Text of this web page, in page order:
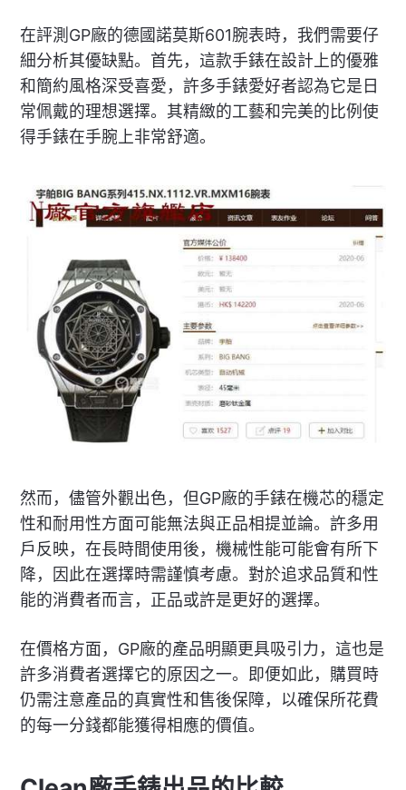
在評測GP廠的德國諾莫斯601腕表時，我們需要仔
細分析其優缺點。首先，這款手錶在設計上的優雅
和簡約風格深受喜愛，許多手錶愛好者認為它是日
常佩戴的理想選擇。其精緻的工藝和完美的比例使
得手錶在手腕上非常舒適。
然而，儘管外觀出色，但GP廠的手錶在機芯的穩定
性和耐用性方面可能無法與正品相提並論。許多用
戶反映，在長時間使用後，機械性能可能會有所下
降，因此在選擇時需謹慎考慮。對於追求品質和性
能的消費者而言，正品或許是更好的選擇。
在價格方面，GP廠的產品明顯更具吸引力，這也是
許多消費者選擇它的原因之一。即便如此，購買時
仍需注意產品的真實性和售後保障，以確保所花費
的每一分錢都能獲得相應的價值。